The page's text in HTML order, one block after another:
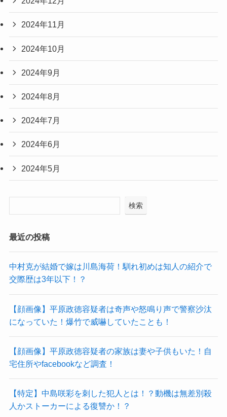
2024年11月
2024年10月
2024年9月
2024年8月
2024年7月
2024年6月
2024年5月
検索
最近の投稿
中村克が結婚で嫁は川島海荷！馴れ初めは知人の紹介で
交際歴は3年以下！？
【顔画像】平原政徳容疑者は奇声や怒鳴り声で警察沙汰
になっていた！爆竹で威嚇していたことも！
【顔画像】平原政徳容疑者の家族は妻や子供もいた！自
宅住所やfacebookなど調査！
【特定】中島咲彩を刺した犯人とは！？動機は無差別殺
人かストーカーによる復讐か！？